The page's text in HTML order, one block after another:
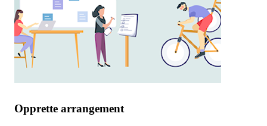
Opprette arrangement